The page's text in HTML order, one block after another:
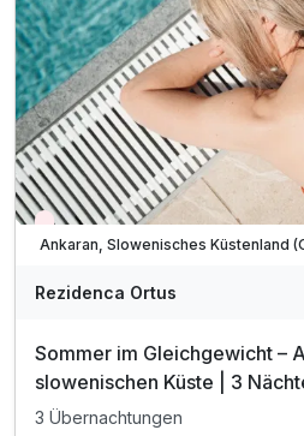
inkl. Parkplatz & W-LAN Nutzung
* am Sonntag hat das Restaurant
Nur noch Restplätze
Rezidenca Ortus
Sommer im Gleichgewicht –
slowenischen Küste | 3
3 Übernachtungen